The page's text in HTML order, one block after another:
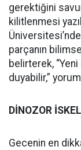
gerektiğini
kilitlenmesi
parçanın
belirterek,
duyabilir,”
DİNOZOR
Gecenin en